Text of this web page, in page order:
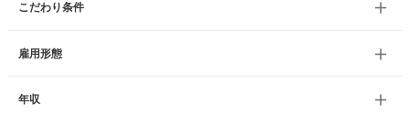
こだわり条件
雇用形態
年収